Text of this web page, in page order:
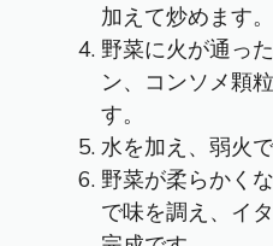
加えて炒めます。
野菜に火が通っ
ン、コンソメ顆
す。
水を加え、弱火
野菜が柔らかく
で味を調え、イ